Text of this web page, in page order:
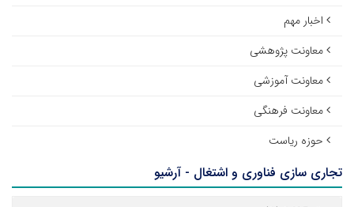
اخبار مهم
معاونت پژوهشی
معاونت آموزشی
معاونت فرهنگی
حوزه ریاست
تجاری سازی فناوری و اشتغال - آرشیو